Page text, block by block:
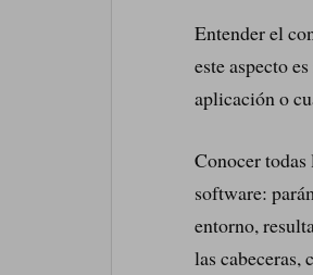
Entender el
este aspecto
aplicación o
Conocer todas
software:
entorno,
las cabeceras,